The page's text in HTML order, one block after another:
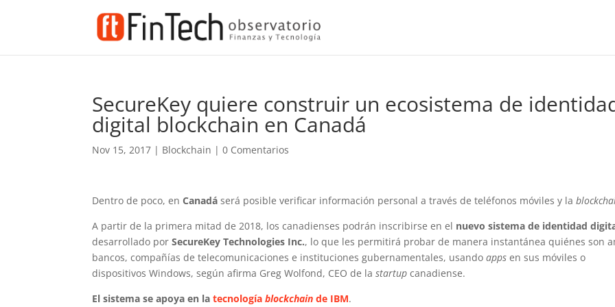
SecureKey quiere construir un ecosistema de
digital blockchain en Canadá
Nov 15, 2017 | Blockchain |0 Comentarios
Dentro de poco, enCanadá será posible verificar información personal a través de teléfonos móviles y la
A partir de la primera mitad de 2018, los canadienses podrán inscribirse en el nuevo sistema de identidad
desarrollado porSecureKey Technologies Inc., lo que les permitirá probar de manera instantánea quiénes son
bancos, compañías de telecomunicaciones e instituciones gubernamentales, usandoapps en sus móviles o
dispositivos Windows, según afirma Greg Wolfond, CEO de lastartupcanadiense.
El sistema se apoya en latecnologíablockchainde IBM.